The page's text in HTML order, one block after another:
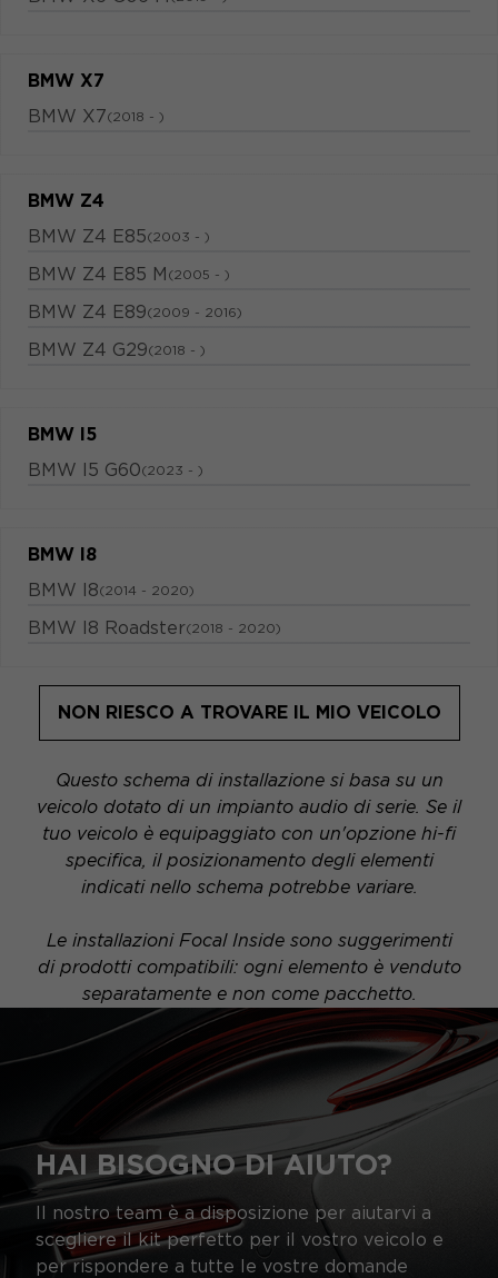
BMW X7
BMW X7(2018 - )
BMW Z4
BMW Z4 E85(2003 - )
BMW Z4 E85 M (2005 - )
BMW Z4 E89(2009 - 2016)
BMW Z4 G29(2018 - )
BMW I5
BMW I5 G60(2023 - )
BMW I8
BMW I8(2014 - 2020)
BMW I8 Roadster(2018 - 2020)
NON RIESCO A TROVARE IL MIO VEICOLO
Questo schema di installazione si basa su un
veicolo dotato di un impianto audio di serie. Se il
tuo veicolo è equipaggiato con un'opzione hi-fi
specifica, il posizionamento degli elementi
indicati nello schema potrebbe variare.
Le installazioni Focal Inside sono suggerimenti
di prodotti compatibili: ogni elemento è venduto
separatamente e non come pacchetto.
HAI BISOGNO DI AIUTO?
Il nostro team è a disposizione per aiutarvi a
scegliere il kit perfetto per il vostro veicolo e
per rispondere a tutte le vostre domande